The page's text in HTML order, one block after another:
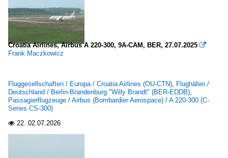
Croatia Airlines, Airbus A 220-300, 9A-CAM, BER, 27.07.2025 
Frank Maczkowicz
Fluggesellschaften / Europa / Croatia Airlines (OU-CTN), Flughäfen /
Deutschland / Berlin-Brandenburg "Willy Brandt" (BER-EDDB),
Passagierflugzeuge / Airbus (Bombardier Aerospace) / A 220-300 (C-
Series CS-300)
 22. 02.07.2026